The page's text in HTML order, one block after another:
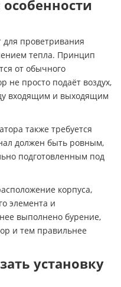
особенности
для проветривания
тепла. Принцип
от обычного
не просто подаёт воздух,
входящим и выходящим
также требуется
должен быть ровным,
подготовленным под
корпуса,
элемента и
выполнено бурение,
и тем правильнее
установку